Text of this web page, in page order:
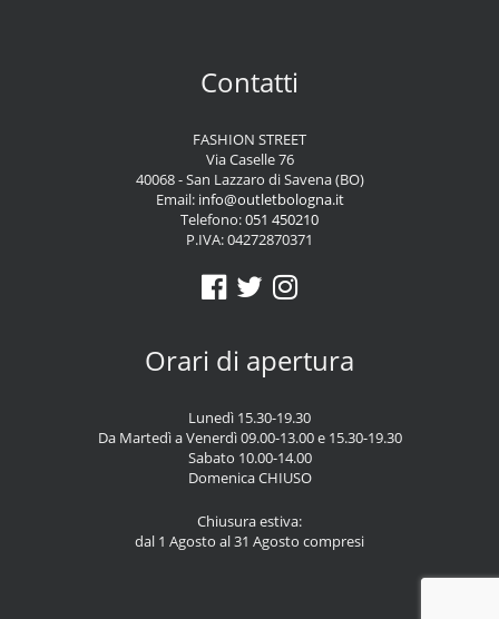
Contatti
FASHION STREET
Via Caselle 76
40068 - San Lazzaro di Savena (BO)
Email: info@outletbologna.it
Telefono:051 450210
P.IVA: 04272870371
Orari di apertura
Lunedì 15.30-19.30
Da Martedì a Venerdì 09.00-13.00 e 15.30-19.30
Sabato 10.00-14.00
Domenica CHIUSO
Chiusura estiva:
dal 1 Agosto al 31 Agosto compresi